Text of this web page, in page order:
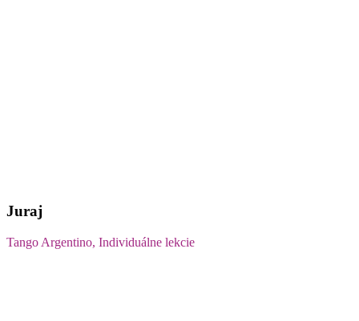
Juraj
Tango Argentino, Individuálne lekcie